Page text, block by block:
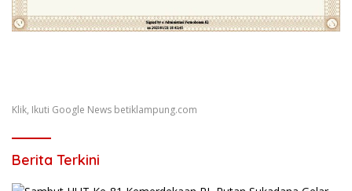
Klik, Ikuti Google News betiklampung.com
Berita Terkini